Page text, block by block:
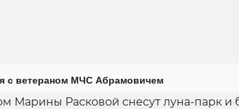
с ветераном МЧС Абрамовичем